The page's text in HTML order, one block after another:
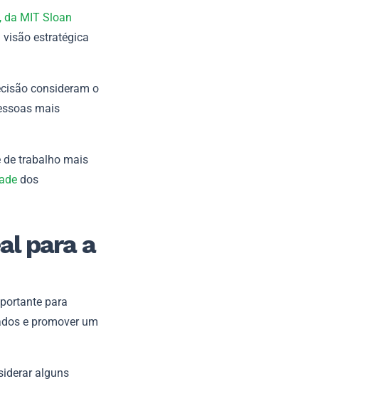
da MIT Sloan
visão estratégica
consideram o
mais
trabalho mais
dos
para a
para
e promover um
alguns